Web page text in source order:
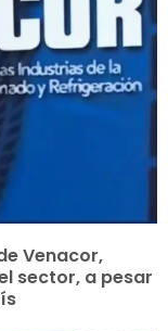
Venacor,
sector, a pesar